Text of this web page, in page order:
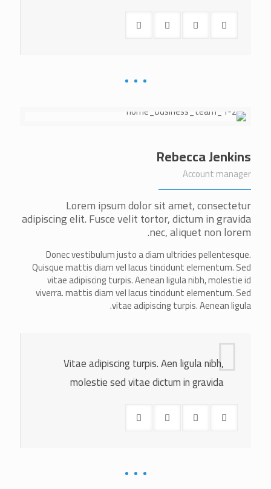
Rebecca Jenkins
Account manager
Lorem ipsum dolor sit amet, consectetur
adipiscing elit. Fusce velit tortor, dictum in gravida
nec, aliquet non lorem.
Donec vestibulum justo a diam ultricies pellentesque.
Quisque mattis diam vel lacus tincidunt elementum. Sed
vitae adipiscing turpis. Aenean ligula nibh, molestie id
viverra. mattis diam vel lacus tincidunt elementum. Sed
vitae adipiscing turpis. Aenean ligula.
Vitae adipiscing turpis. Aen ligula nibh,
molestie sed vitae dictum in gravida